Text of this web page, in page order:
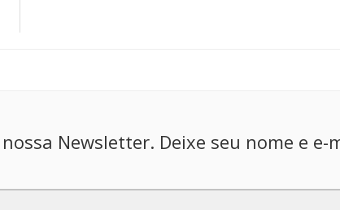
nossa Newsletter. Deixe seu nome e e-